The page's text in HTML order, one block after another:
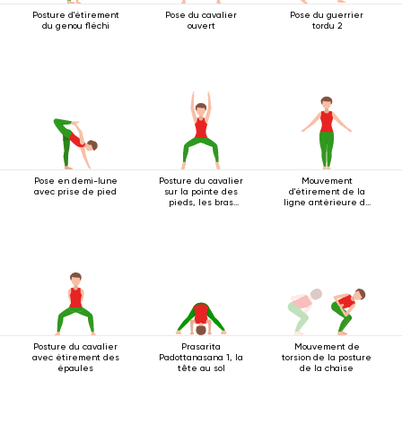
Posture d'étirement
du genou fléchi
Pose du cavalier
ouvert
Pose du guerrier
tordu 2
Pose en demi-lune
avec prise de pied
Posture du cavalier
sur la pointe des
pieds, les bras
Mouvement
d'étirement de la
ligne antérieure du
Posture du cavalier
avec étirement des
épaules
Prasarita
Padottanasana 1, la
tête au sol
Mouvement de
torsion de la posture
de la chaise